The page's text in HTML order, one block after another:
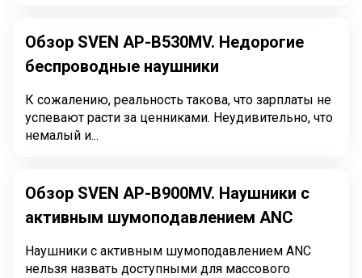
Обзор SVEN AP-B530MV. Недорогие
беспроводные наушники
К сожалению, реальность такова, что зарплаты не
успевают расти за ценниками. Неудивительно, что
немалый и...
Обзор SVEN AP-B900MV. Наушники с
активным шумоподавлением ANC
Наушники с активным шумоподавлением ANC
нельзя назвать доступными для массового